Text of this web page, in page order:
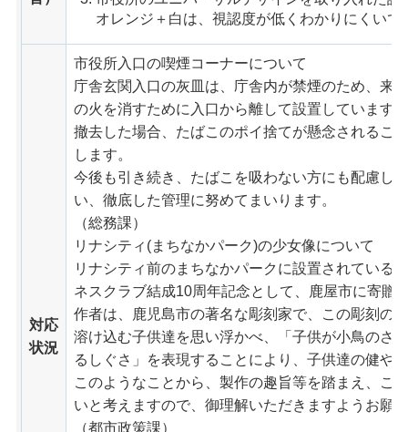
オレンジ＋白は、視認度が低くわかりにくいで
対応
状況
市役所入口の喫煙コーナーについて
庁舎玄関入口の灰皿は、庁舎内が禁煙のため、来
の火を消すために入口から離して設置しています。
撤去した場合、たばこのポイ捨てが懸念されるこ
します。
今後も引き続き、たばこを吸わない方にも配慮し
い、徹底した管理に努めてまいります。
（総務課）
リナシティ(まちなかパーク)の少女像について
リナシティ前のまちなかパークに設置されている
ネスクラブ結成10周年記念として、鹿屋市に寄贈
作者は、鹿児島市の著名な彫刻家で、この彫刻の
溶け込む子供達を思い浮かべ、「子供が小鳥のさ
るしぐさ」を表現することにより、子供達の健や
このようなことから、製作の趣旨等を踏まえ、こ
いと考えますので、御理解いただきますようお願
（都市政策課）